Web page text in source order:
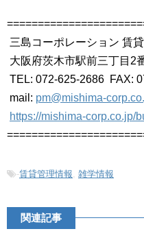
三島コーポレーション 賃
大阪府茨木市駅前三丁目2
TEL: 072-625-2686 FAX:
mail: pm@mishima-
https://mishima-corp.co.jp/
-賃貸管理情報, 雑学情報
関連記事